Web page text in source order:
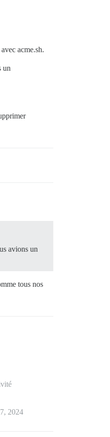
acme.sh.
un
avions un
tous nos
2024